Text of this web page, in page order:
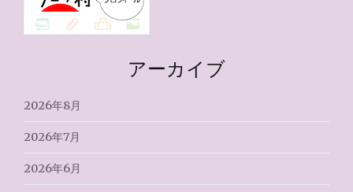
アーカイブ
2026年8月
2026年7月
2026年6月